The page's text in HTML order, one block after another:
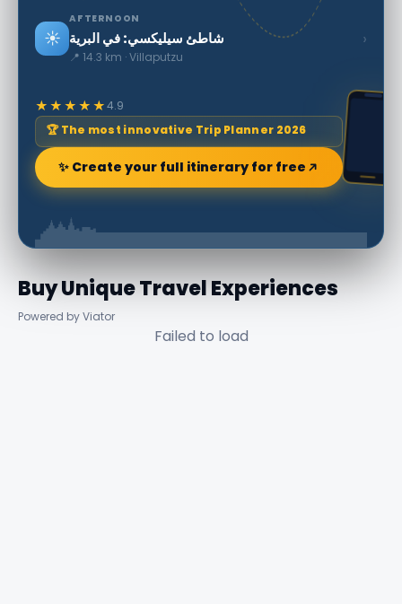
☀️
AFTERNOON
شاطئ سيليكسي: في البرية
📍 14.3 km · Villaputzu
›
★★★★★4.9
🏆 The most innovative Trip Planner 2026
✨ Create your full itinerary for free
Buy Unique Travel Experiences
Powered by Viator
Failed to load